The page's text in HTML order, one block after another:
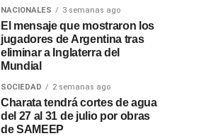
NACIONALES 3 semanas ago
El mensaje que mostraron los
jugadores de Argentina tras
eliminar a Inglaterra del
Mundial
SOCIEDAD 2 semanas ago
Charata tendrá cortes de agua
del 27 al 31 de julio por obras
de SAMEEP